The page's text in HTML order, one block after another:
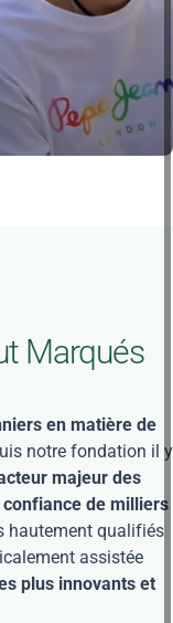
Marqués
en matière de
notre fondation il y
majeur des
confiance de milliers
hautement qualifiés
assistée
plus innovants et